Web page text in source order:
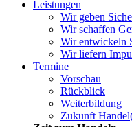
Leistungen
Wir geben
Wir schaffen
Wir entwickeln
Wir liefern
Termine
Vorschau
Rückblick
Weiterbildung
Zukunft